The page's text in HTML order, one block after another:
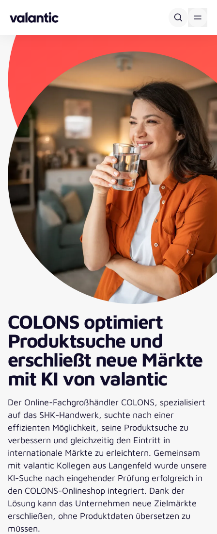
COLONS optimiert
Produktsuche und
erschließt neue Märkte
mit KI von valantic
Der Online-Fachgroßhändler COLONS, spezialisiert
auf das SHK-Handwerk, suchte nach einer
effizienten Möglichkeit, seine Produktsuche zu
verbessern und gleichzeitig den Eintritt in
internationale Märkte zu erleichtern. Gemeinsam
mit valantic Kollegen aus Langenfeld wurde unsere
KI-Suche nach eingehender Prüfung erfolgreich in
den COLONS-Onlineshop integriert. Dank der
Lösung kann das Unternehmen neue Zielmärkte
erschließen, ohne Produktdaten übersetzen zu
müssen.